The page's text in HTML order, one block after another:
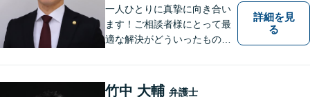
一人ひとりに真摯に向き合い
ます！ご相談者様にとって最
適な解決がどういったものな
す【ご相談者様と二人三脚で
解決に臨む 】【労働問題／交
詳細を見
る
竹中 大輔 弁護士